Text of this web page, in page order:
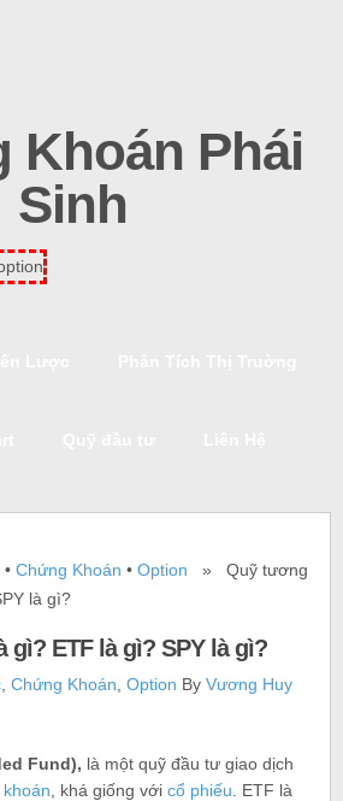
Khoán Phái
Sinh
•Chứng Khoán •Option » Quỹ tương
là gì?
ETF là gì? SPY là gì?
,Chứng Khoán ,Option ByVương Huy
Fund), là một quỹ đầu tư giao dịch
, khá giống vớicổ phiếu . ETF là